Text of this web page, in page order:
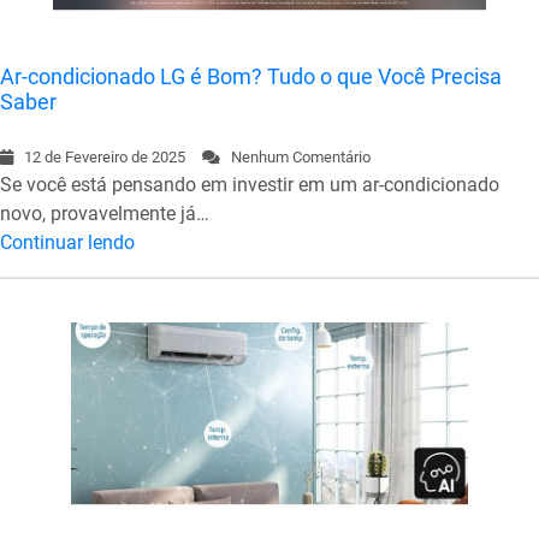
Ar-condicionado LG é Bom? Tudo o que Você Precisa
Saber
12 de Fevereiro de 2025 Nenhum Comentário
Se você está pensando em investir em um ar-condicionado
novo, provavelmente já…
Continuar lendo